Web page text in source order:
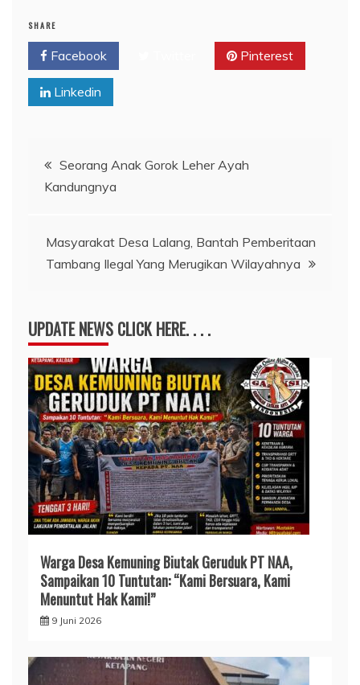
SHARE
Facebook Pinterest
Linkedin
Navigasi
pos
Seorang Anak Gorok Leher Ayah
Kandungnya
Masyarakat Desa Lalang, Bantah Pemberitaan
Tambang Ilegal Yang Merugikan Wilayahnya
UPDATE NEWS CLICK HERE. . . .
Warga Desa Kemuning Biutak Geruduk PT NAA,
Sampaikan 10 Tuntutan: “Kami Bersuara, Kami
Menuntut Hak Kami!”
9 Juni 2026